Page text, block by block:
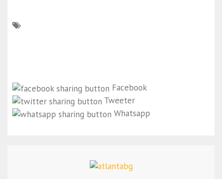
Facebook
Tweeter
Whatsapp